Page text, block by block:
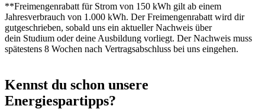
**Freimengenrabatt für Strom von 150 kWh gilt ab einem
Jahresverbrauch von 1.000 kWh. Der Freimengenrabatt wird dir
gutgeschrieben, sobald uns ein aktueller Nachweis über
dein Studium oder deine Ausbildung vorliegt. Der Nachweis muss
spätestens 8 Wochen nach Vertragsabschluss bei uns eingehen.
Kennst du schon unsere
Energiespartipps?